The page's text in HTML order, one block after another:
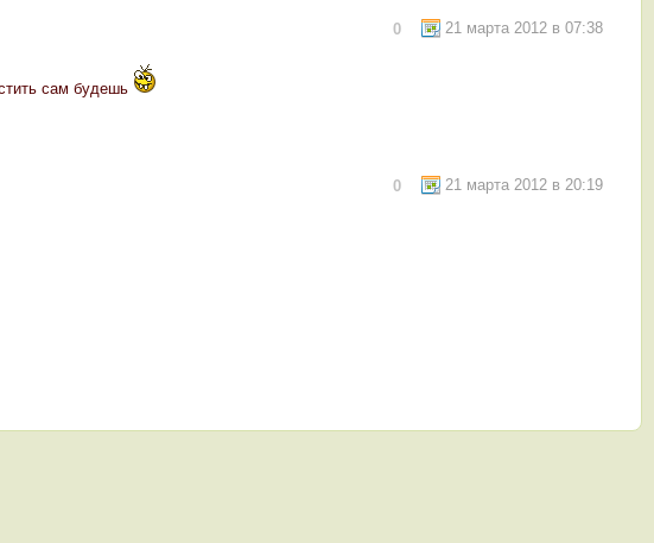
21 марта 2012 в 07:38
0
сам будешь
21 марта 2012 в 20:19
0